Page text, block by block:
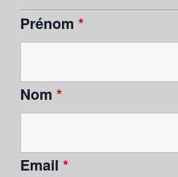
Prénom *
Nom *
Email *